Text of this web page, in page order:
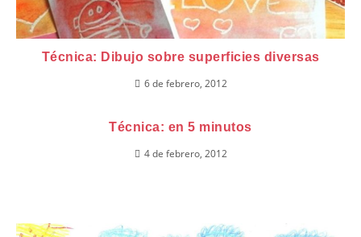
Técnica: Dibujo sobre superficies diversas
6 de febrero, 2012
Técnica: en 5 minutos
4 de febrero, 2012